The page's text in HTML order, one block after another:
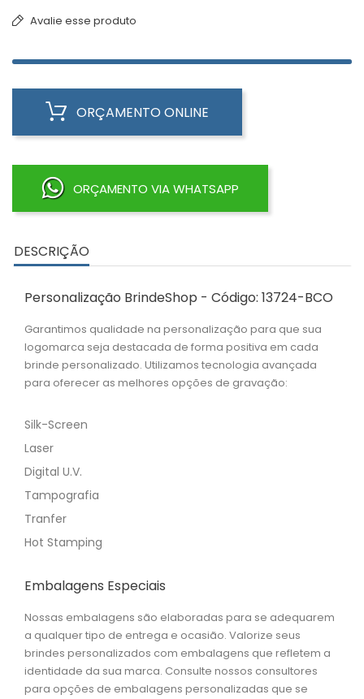
Avalie esse produto
ORÇAMENTO ONLINE
ORÇAMENTO VIA WHATSAPP
DESCRIÇÃO
Personalização BrindeShop - Código: 13724-BCO
Garantimos qualidade na personalização para que sua
logomarca seja destacada de forma positiva em cada
brinde personalizado. Utilizamos tecnologia avançada
para oferecer as melhores opções de gravação:
Silk-Screen
Laser
Digital U.V.
Tampografia
Tranfer
Hot Stamping
Embalagens Especiais
Nossas embalagens são elaboradas para se adequarem
a qualquer tipo de entrega e ocasião. Valorize seus
brindes personalizados com embalagens que refletem a
identidade da sua marca. Consulte nossos consultores
para opções de embalagens personalizadas que se